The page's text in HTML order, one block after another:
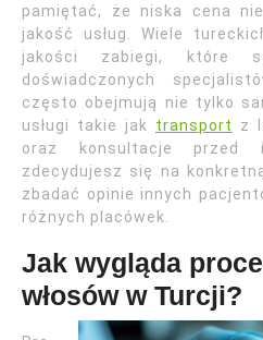
pamiętać, że niska cena
jakość usług. Wiele
jakości zabiegi, które
doświadczonych
często obejmują nie tylko
usługi takie jak transport
z
oraz konsultacje przed
zdecydujesz się na
zbadać opinie innych
różnych placówek.
Jak wygląda
włosów w Turcji?